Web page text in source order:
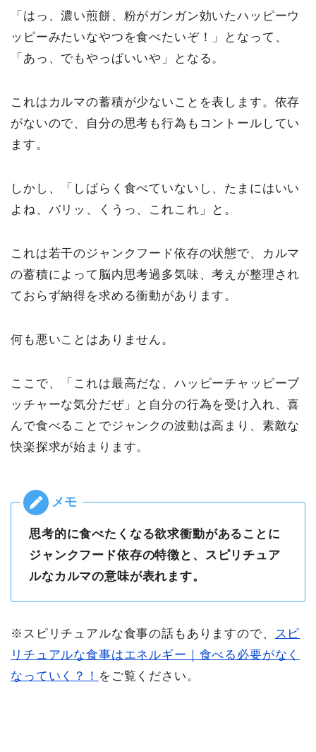
「はっ、濃い煎餅、粉がガンガン効いたハッピーウ
ッピーみたいなやつを食べたいぞ！」となって、
「あっ、でもやっぱいいや」となる。
これはカルマの蓄積が少ないことを表します。依存
がないので、自分の思考も行為もコントールしてい
ます。
しかし、「しばらく食べていないし、たまにはいい
よね、バリッ、くうっ、これこれ」と。
これは若干のジャンクフード依存の状態で、カルマ
の蓄積によって脳内思考過多気味、考えが整理され
ておらず納得を求める衝動があります。
何も悪いことはありません。
ここで、「これは最高だな、ハッピーチャッピーブ
ッチャーな気分だぜ」と自分の行為を受け入れ、喜
んで食べることでジャンクの波動は高まり、素敵な
快楽探求が始まります。
思考的に食べたくなる欲求衝動があることに
ジャンクフード依存の特徴と、スピリチュア
ルなカルマの意味が表れます。
※スピリチュアルな食事の話もありますので、 スピ
リチュアルな食事はエネルギー｜食べる必要がなく
なっていく？！ をご覧ください。